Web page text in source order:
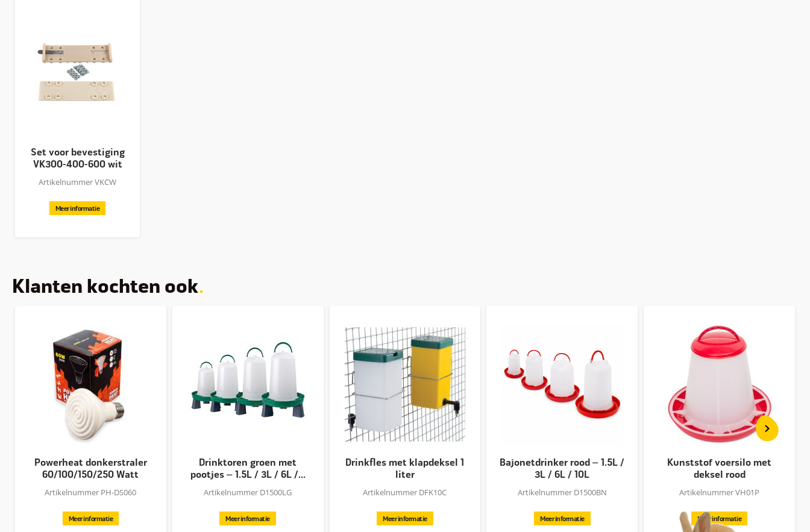
Set voor bevestiging
VK300-400-600 wit
Artikelnummer VKCW
Meer informatie
Klanten kochten ook
Powerheat donkerstraler
60/100/150/250 Watt
Artikelnummer PH-DS060
Meer informatie
Drinktoren groen met
pootjes – 1.5L / 3L / 6L /...
Artikelnummer D1500LG
Meer informatie
Drinkfles met klapdeksel 1
liter
Artikelnummer DFK10C
Meer informatie
Bajonetdrinker rood – 1.5L /
3L / 6L / 10L
Artikelnummer D1500BN
Meer informatie
Kunststof voersilo met
deksel rood
Artikelnummer VH01P
Meer informatie